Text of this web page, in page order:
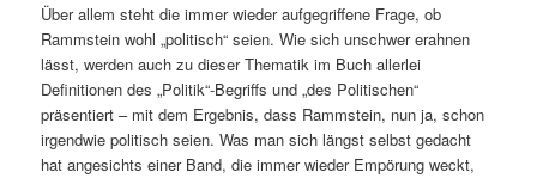
Über allem steht die immer wieder aufgegriffene Frage, ob
Rammstein wohl „politisch“ seien. Wie sich unschwer erahnen
lässt, werden auch zu dieser Thematik im Buch allerlei
Definitionen des „Politik“-Begriffs und „des Politischen“
präsentiert – mit dem Ergebnis, dass Rammstein, nun ja, schon
irgendwie politisch seien. Was man sich längst selbst gedacht
hat angesichts einer Band, die immer wieder Empörung weckt,